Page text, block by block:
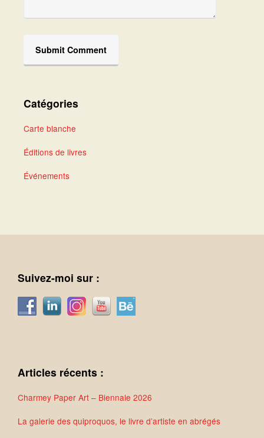
Catégories
Carte blanche
Éditions de livres
Événements
Suivez-moi sur :
Articles récents :
Charmey Paper Art – Biennale 2026
La galerie des quiproquos, le livre d’artiste en abrégés